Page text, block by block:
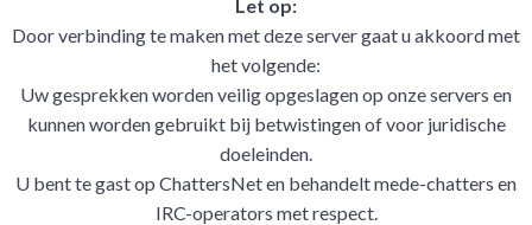
Let op:
Door verbinding te maken met deze server gaat u akkoord met
het volgende:
Uw gesprekken worden veilig opgeslagen op onze servers en
kunnen worden gebruikt bij betwistingen of voor juridische
doeleinden.
U bent te gast op ChattersNet en behandelt mede-chatters en
IRC-operators met respect.